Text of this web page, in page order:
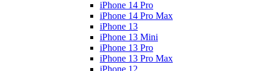
iPhone 14 Pro
iPhone 14 Pro Max
iPhone 13
iPhone 13 Mini
iPhone 13 Pro
iPhone 13 Pro Max
iPhone 12